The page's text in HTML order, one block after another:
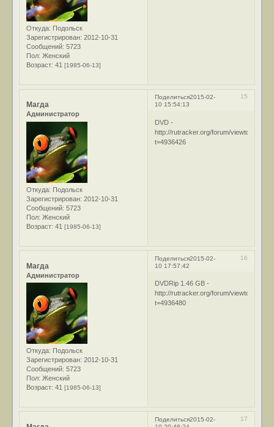
Откуда: Подольск
Зарегистрирован: 2012-10-31
Сообщений: 5723
Пол: Женский
Возраст: 41[1985-06-13]
Поделиться 15
2015-02-
10 15:54:13
Магда
Администратор
Откуда: Подольск
Зарегистрирован: 2012-10-31
Сообщений: 5723
Пол: Женский
Возраст: 41[1985-06-13]
DVD -
http://rutracker.org/forum/
t=4936426
Поделиться 16
2015-02-
10 17:57:42
Магда
Администратор
Откуда: Подольск
Зарегистрирован: 2012-10-31
Сообщений: 5723
Пол: Женский
Возраст: 41[1985-06-13]
DVDRip 1.46 GB -
http://rutracker.org/forum/
t=4936480
Поделиться 17
2015-02-